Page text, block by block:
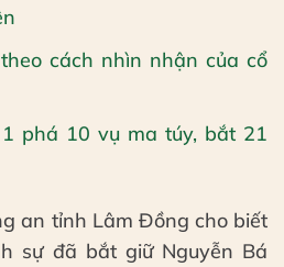
cách nhìn nhận của cổ
phá 10 vụ ma túy, bắt 21
an tỉnh Lâm Đồng cho biết
sự đã bắt giữ Nguyễn Bá